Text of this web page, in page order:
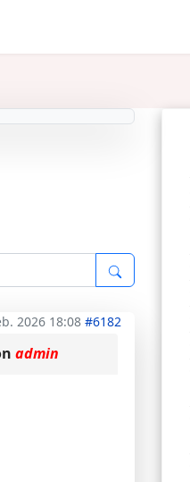
2026 18:08 #6182
admin